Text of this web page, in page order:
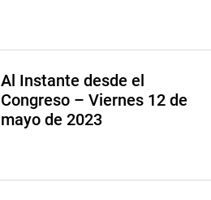
Al Instante desde el
Congreso – Viernes 12 de
mayo de 2023